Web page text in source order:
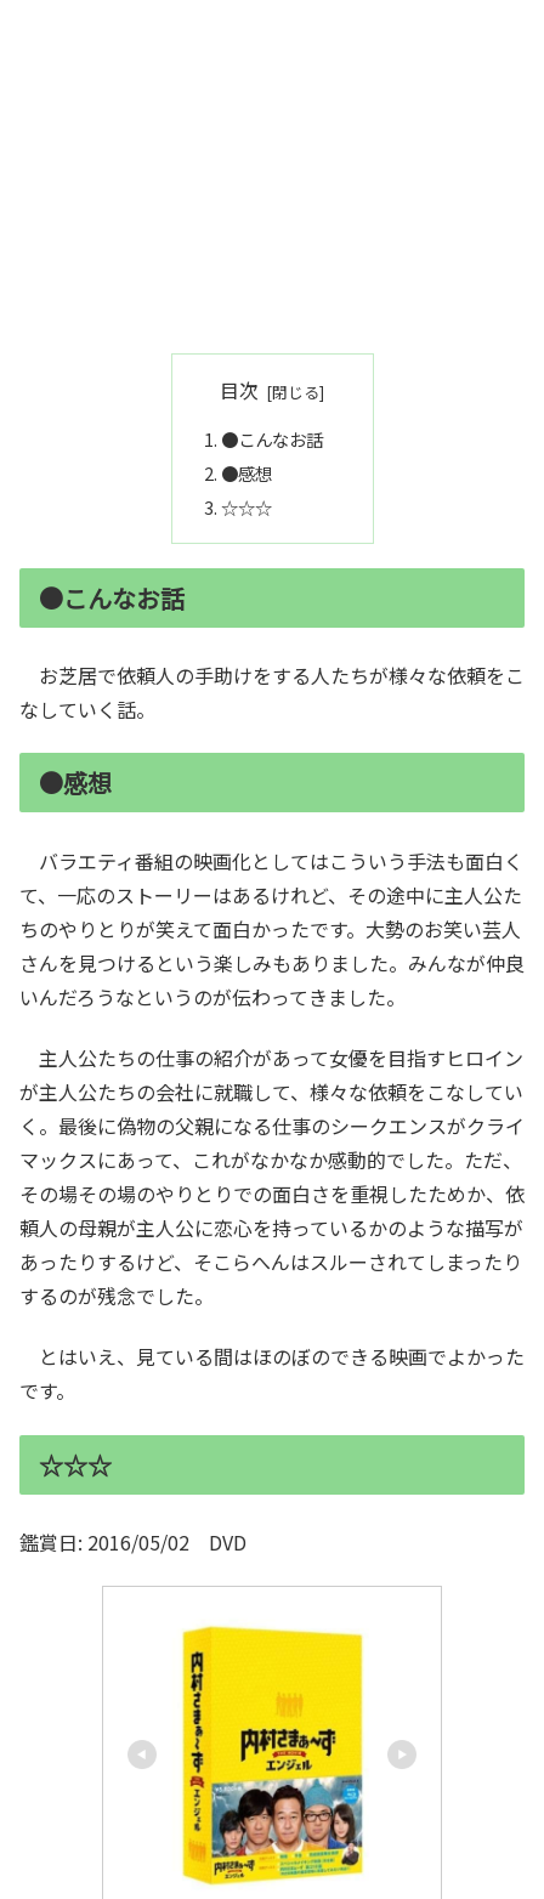
目次
●こんなお話
●感想
☆☆☆
●こんなお話
お芝居で依頼人の手助けをする人たちが様々な依頼をこ
なしていく話。
●感想
バラエティ番組の映画化としてはこういう手法も面白く
て、一応のストーリーはあるけれど、その途中に主人公た
ちのやりとりが笑えて面白かったです。大勢のお笑い芸人
さんを見つけるという楽しみもありました。みんなが仲良
いんだろうなというのが伝わってきました。
主人公たちの仕事の紹介があって女優を目指すヒロイン
が主人公たちの会社に就職して、様々な依頼をこなしてい
く。最後に偽物の父親になる仕事のシークエンスがクライ
マックスにあって、これがなかなか感動的でした。ただ、
その場その場のやりとりでの面白さを重視したためか、依
頼人の母親が主人公に恋心を持っているかのような描写が
あったりするけど、そこらへんはスルーされてしまったり
するのが残念でした。
とはいえ、見ている間はほのぼのできる映画でよかった
です。
☆☆☆
鑑賞日: 2016/05/02 DVD